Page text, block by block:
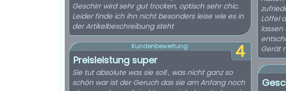
Geschirr wird sehr gut trocken, optisch sehr chic.
Leider finde ich ihn nicht besonders leise wie es in
der Artikelbeschreibung steht
4
Kundenbewertung:
Preisleistung super
Sie tut absolute was sie soll , was nicht ganz so
schön war ist der Geruch das sie am Anfang noch
Löffel
lassen
entschieden.
Gerät